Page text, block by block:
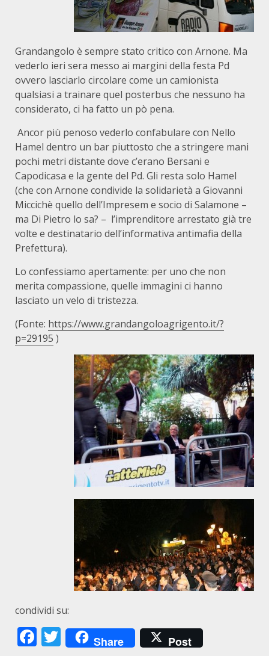
Grandangolo è sempre stato critico con Arnone. Ma
vederlo ieri sera messo ai margini della festa Pd
ovvero lasciarlo circolare come un camionista
qualsiasi a trainare quel posterbus che nessuno ha
considerato, ci ha fatto un pò pena.
Ancor più penoso vederlo confabulare con Nello
Hamel dentro un bar piuttosto che a stringere mani
pochi metri distante dove c’erano Bersani e
Capodicasa e la gente del Pd. Gli resta solo Hamel
(che con Arnone condivide la solidarietà a Giovanni
Miccichè quello dell’Impresem e socio di Salamone –
ma Di Pietro lo sa? – l’imprenditore arrestato già tre
volte e destinatario dell’informativa antimafia della
Prefettura).
Lo confessiamo apertamente: per uno che non
merita compassione, quelle immagini ci hanno
lasciato un velo di tristezza.
(Fonte: https://www.grandangoloagrigento.it/?
p=29195 )
condividi su:
Facebook
Twitter
Share Post